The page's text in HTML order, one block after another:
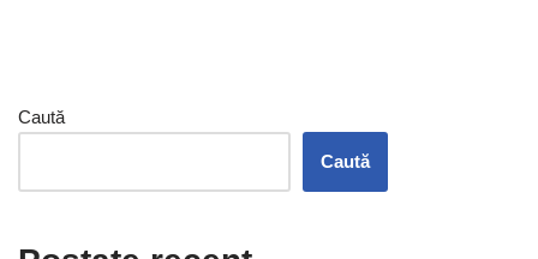
Caută
Caută